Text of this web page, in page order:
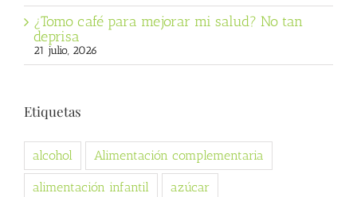
¿Tomo café para mejorar mi salud? No tan
deprisa
21 julio, 2026
Etiquetas
alcohol Alimentación complementaria
alimentación infantil azúcar